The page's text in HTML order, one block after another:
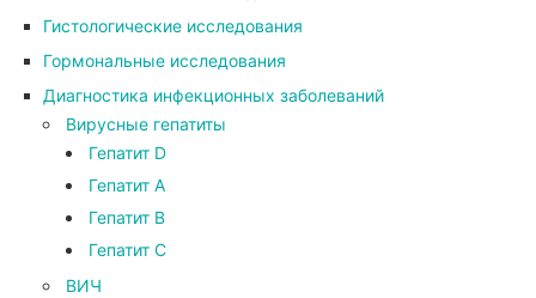
Гистологические исследования
Гормональные исследования
Диагностика инфекционных заболеваний
Вирусные гепатиты
Гепатит D
Гепатит А
Гепатит В
Гепатит С
ВИЧ